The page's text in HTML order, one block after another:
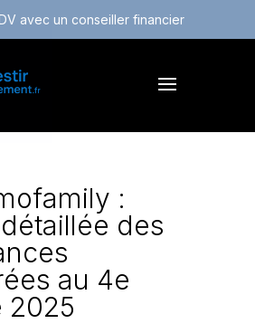
avec un conseiller financier
:
des
au 4e
2025